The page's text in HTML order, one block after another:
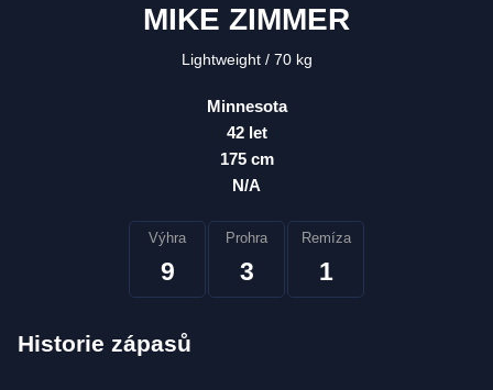
MIKE ZIMMER
Lightweight 70 kg
Minnesota
42 let
175 cm
N/A
Výhra
9
Prohra
3
Remíza
1
Historie zápasů